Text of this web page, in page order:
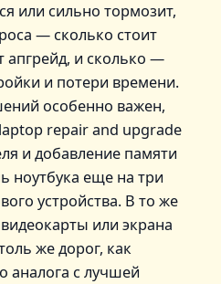
или сильно тормозит,
— сколько стоит
апгрейд, и сколько —
и потери времени.
особенно важен,
repair and upgrade
и добавление памяти
ноутбука еще на три
устройства. В то же
или экрана
же дорог, как
аналога с лучшей